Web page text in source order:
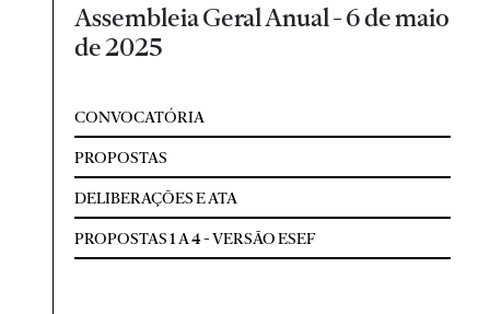
Assembleia Geral Anual - 6 de maio
de 2025
CONVOCATÓRIA
PROPOSTAS
DELIBERAÇÕES E ATA
PROPOSTAS 1 A 4 - VERSÃO ESEF